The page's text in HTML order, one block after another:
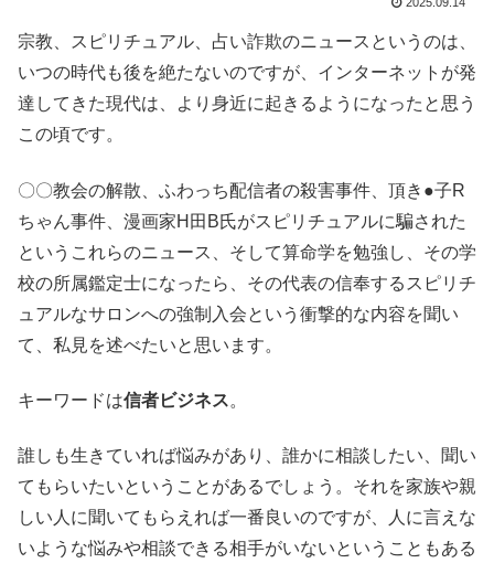
宗教、スピリチュアル、占い詐欺のニュースというのは、
いつの時代も後を絶たないのですが、インターネットが発
達してきた現代は、より身近に起きるようになったと思う
この頃です。
〇〇教会の解散、ふわっち配信者の殺害事件、頂き●子R
ちゃん事件、漫画家H田B氏がスピリチュアルに騙された
というこれらのニュース、そして算命学を勉強し、その学
校の所属鑑定士になったら、その代表の信奉するスピリチ
ュアルなサロンへの強制入会という衝撃的な内容を聞い
て、私見を述べたいと思います。
キーワードは信者ビジネス。
誰しも生きていれば悩みがあり、誰かに相談したい、聞い
てもらいたいということがあるでしょう。それを家族や親
しい人に聞いてもらえれば一番良いのですが、人に言えな
いような悩みや相談できる相手がいないということもある